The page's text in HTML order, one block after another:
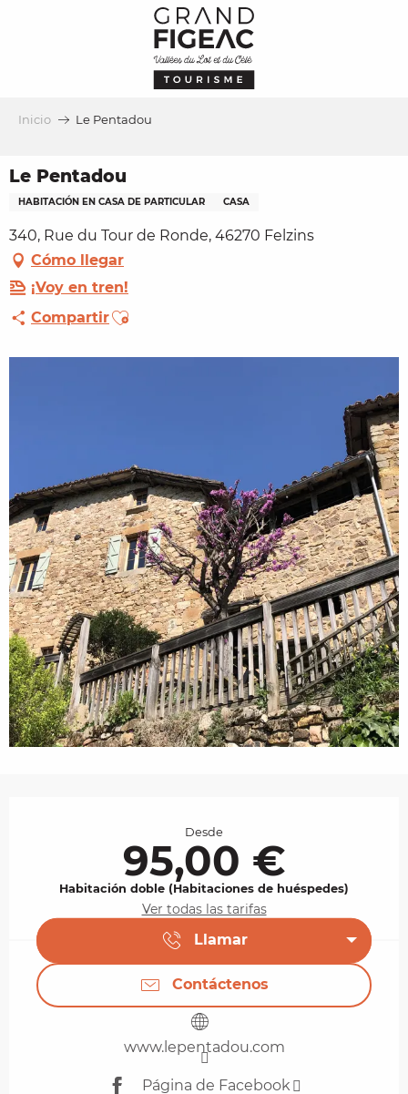
Inicio Le Pentadou
Le Pentadou
HABITACIÓN EN CASA DE PARTICULAR CASA
340, Rue du Tour de Ronde, 46270 Felzins
Cómo llegar
¡Voy en tren!
CompartirAjouter aux favoris
Desde
95,00 €
Habitación doble (Habitaciones de huéspedes)
Ver todas las tarifas
Llamar
Contáctenos
www.lepentadou.com
Página de Facebook